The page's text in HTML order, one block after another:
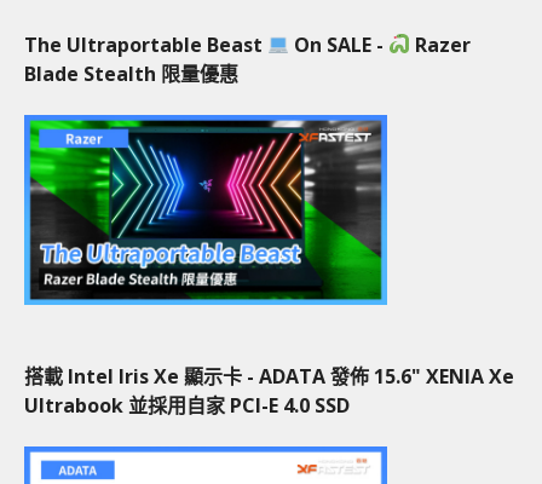
The Ultraportable Beast On SALE -
Razer
Blade Stealth 限量優惠
搭載 Intel Iris Xe 顯示卡 - ADATA 發佈 15.6" XENIA Xe
Ultrabook 並採用自家 PCI-E 4.0 SSD